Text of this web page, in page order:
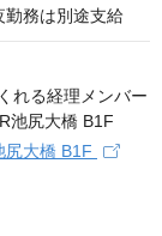
務は別途支給
大橋 B1F